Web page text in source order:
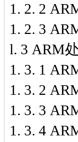
1. 2. 2
1. 2. 3
l. 3 ARM
1. 3. 1
1. 3. 2
1. 3. 3
1. 3. 4